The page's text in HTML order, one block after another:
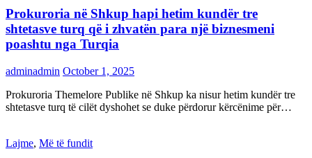
Prokuroria në Shkup hapi hetim kundër tre
shtetasve turq që i zhvatën para një biznesmeni
poashtu nga Turqia
adminadmin October 1, 2025
Prokuroria Themelore Publike në Shkup ka nisur hetim kundër tre
shtetasve turq të cilët dyshohet se duke përdorur kërcënime për…
Lajme, Më të fundit